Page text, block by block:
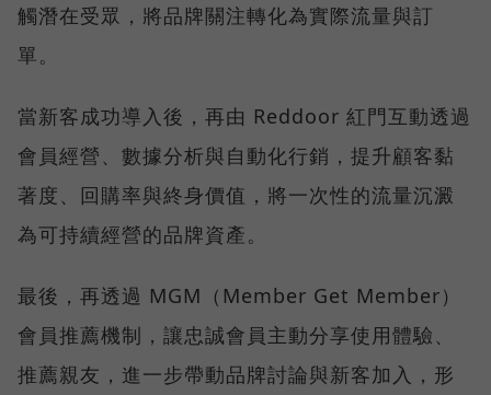
觸潛在受眾，將品牌關注轉化為實際流量與訂
單。
當新客成功導入後，再由 Reddoor 紅門互動透過
會員經營、數據分析與自動化行銷，提升顧客黏
著度、回購率與終身價值，將一次性的流量沉澱
為可持續經營的品牌資產。
最後，再透過 MGM（Member Get Member）
會員推薦機制，讓忠誠會員主動分享使用體驗、
推薦親友，進一步帶動品牌討論與新客加入，形